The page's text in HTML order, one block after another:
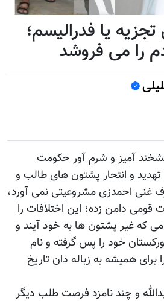
یا فدرالیسم؛
را می فروشد
آمیز و شرم آور حکومت
و انتحار پشتون های طالب و
غنی احمدزی مشروعیتی نمی آورد،
قومی دامن زده؛ این اختلافات را
که غیر پشتون ها به خود آیند و
خود را پس گرفته و نام
برای همیشه به زباله دان تاریخ
و چند نامزد فرصت طلب دیگر